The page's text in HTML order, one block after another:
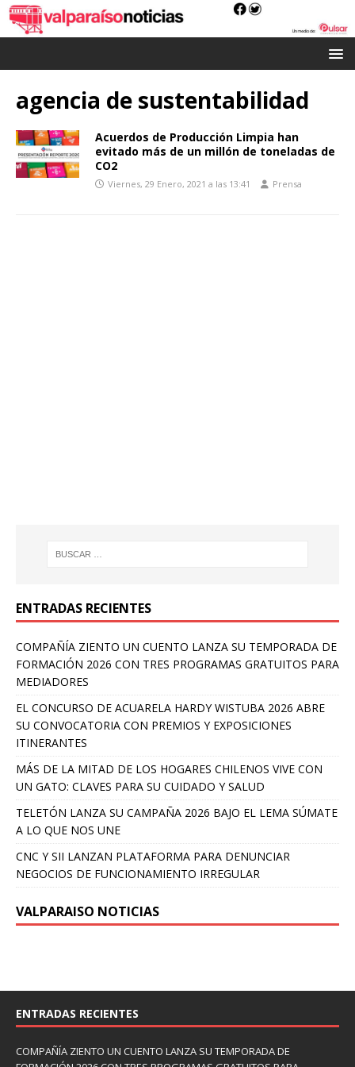
agencia de sustentabilidad
Acuerdos de Producción Limpia han
evitado más de un millón de toneladas de
CO2
Viernes, 29 Enero, 2021 a las 13:41 Prensa
ENTRADAS RECIENTES
COMPAÑÍA ZIENTO UN CUENTO LANZA SU TEMPORADA DE
FORMACIÓN 2026 CON TRES PROGRAMAS GRATUITOS PARA
MEDIADORES
EL CONCURSO DE ACUARELA HARDY WISTUBA 2026 ABRE
SU CONVOCATORIA CON PREMIOS Y EXPOSICIONES
ITINERANTES
MÁS DE LA MITAD DE LOS HOGARES CHILENOS VIVE CON
UN GATO: CLAVES PARA SU CUIDADO Y SALUD
TELETÓN LANZA SU CAMPAÑA 2026 BAJO EL LEMA SÚMATE
A LO QUE NOS UNE
CNC Y SII LANZAN PLATAFORMA PARA DENUNCIAR
NEGOCIOS DE FUNCIONAMIENTO IRREGULAR
VALPARAISO NOTICIAS
ENTRADAS RECIENTES
COMPAÑÍA ZIENTO UN CUENTO LANZA SU TEMPORADA DE